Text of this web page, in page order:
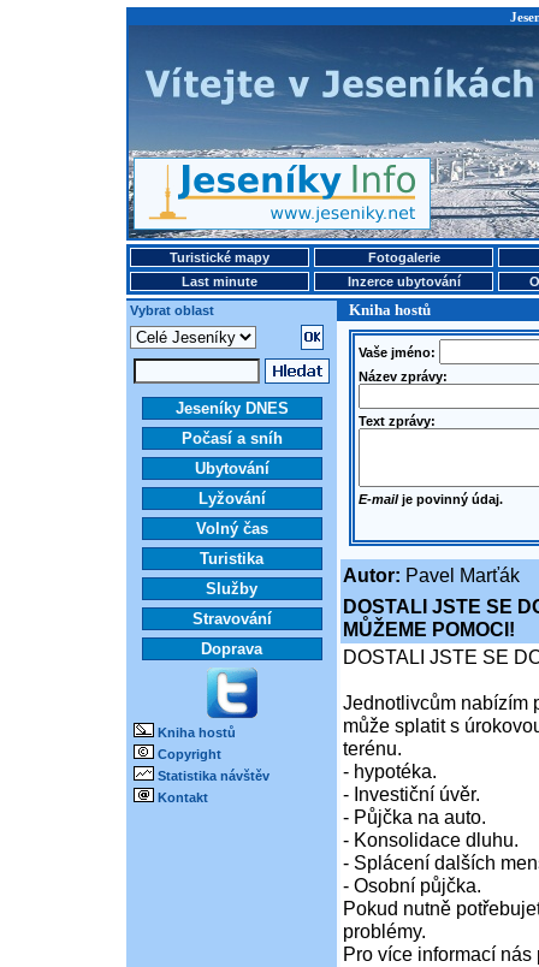
Turistické mapy
Fotogalerie
Last minute
Inzerce ubytování
Vybrat oblast
Kniha hostů
Jeseníky DNES
Počasí a sníh
Ubytování
Lyžování
Volný čas
Turistika
Služby
Stravování
Doprava
Kniha hostů
Copyright
Statistika návštěv
Kontakt
Vaše jméno:
Název zprávy:
Text zprávy:
E-mailje povinný údaj.
Autor: Pavel Marťák
DOSTALI JSTE SE
MŮŽEME POMOCI!
DOSTALI JSTE SE
Jednotlivcům nabízím
může splatit s
terénu.
- hypotéka.
- Investiční úvěr.
- Půjčka na auto.
- Konsolidace dluhu.
- Splácení dalších
- Osobní půjčka.
Pokud nutně
problémy.
Pro více informací nás